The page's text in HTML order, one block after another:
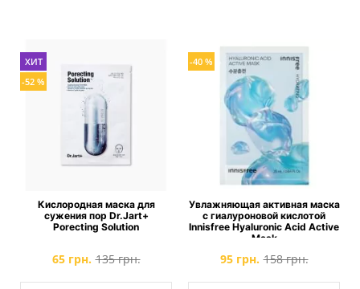
ХИТ
-52 %
Кислородная маска для
сужения пор Dr.Jart+
Porecting Solution
65 грн. 135 грн.
-40 %
Увлажняющая активная маска
с гиалуроновой кислотой
Innisfree Hyaluronic Acid Active
Mask
95 грн. 158 грн.